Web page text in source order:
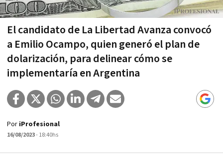
El candidato de La Libertad Avanza convocó
a Emilio Ocampo, quien generó el plan de
dolarización, para delinear cómo se
implementaría en Argentina
Por iProfesional
16/08/2023- 18:40hs